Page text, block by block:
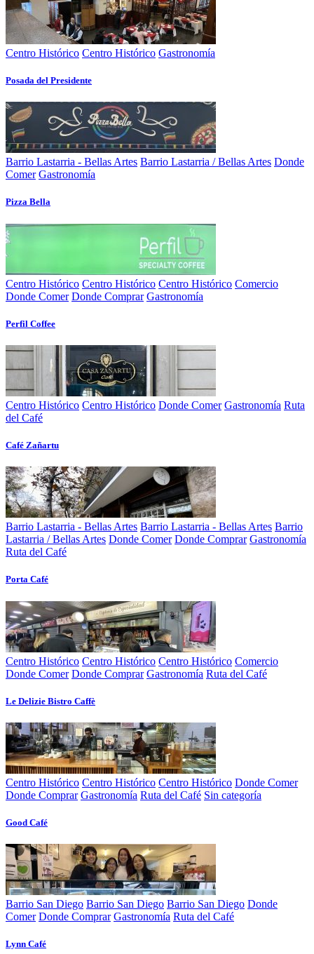
Centro Histórico Centro Histórico Gastronomía
Posada del Presidente
Barrio Lastarria - Bellas Artes Barrio Lastarria / Bellas Artes Donde
Comer Gastronomía
Pizza Bella
Centro Histórico Centro Histórico Centro Histórico Comercio
Donde Comer Donde Comprar Gastronomía
Perfil Coffee
Centro Histórico Centro Histórico Donde Comer Gastronomía Ruta
del Café
Café Zañartu
Barrio Lastarria - Bellas Artes Barrio Lastarria - Bellas Artes Barrio
Lastarria / Bellas Artes Donde Comer Donde Comprar Gastronomía
Ruta del Café
Porta Café
Centro Histórico Centro Histórico Centro Histórico Comercio
Donde Comer Donde Comprar Gastronomía Ruta del Café
Le Delizie Bistro Caffè
Centro Histórico Centro Histórico Centro Histórico Donde Comer
Donde Comprar Gastronomía Ruta del Café Sin categoría
Good Café
Barrio San Diego Barrio San Diego Barrio San Diego Donde
Comer Donde Comprar Gastronomía Ruta del Café
Lynn Café